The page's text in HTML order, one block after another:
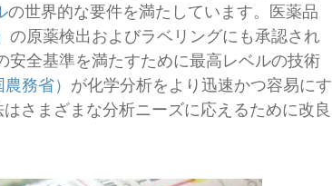
の世界的な要件を満たしています。医薬品
の原薬検出およびラベリングにも承認され
全基準を満たすために最高レベルの技術
務省） が化学分析をより迅速かつ容易にす
さまざまな分析ニーズに応えるために改良